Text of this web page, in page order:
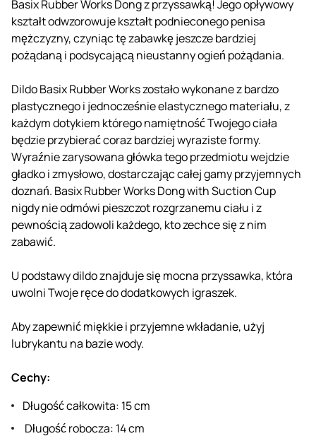
Basix Rubber Works Dong z przyssawką! Jego opływowy
kształt odwzorowuje kształt podnieconego penisa
mężczyzny, czyniąc tę zabawkę jeszcze bardziej
pożądaną i podsycającą nieustanny ogień pożądania.
Dildo Basix Rubber Works zostało wykonane z bardzo
plastycznego i jednocześnie elastycznego materiału, z
każdym dotykiem którego namiętność Twojego ciała
będzie przybierać coraz bardziej wyraziste formy.
Wyraźnie zarysowana główka tego przedmiotu wejdzie
gładko i zmysłowo, dostarczając całej gamy przyjemnych
doznań. Basix Rubber Works Dong with Suction Cup
nigdy nie odmówi pieszczot rozgrzanemu ciału i z
pewnością zadowoli każdego, kto zechce się z nim
zabawić.
U podstawy dildo znajduje się mocna przyssawka, która
uwolni Twoje ręce do dodatkowych igraszek.
Aby zapewnić miękkie i przyjemne wkładanie, użyj
lubrykantu na bazie wody.
Cechy:
Długość całkowita: 15 cm
Długość robocza: 14 cm